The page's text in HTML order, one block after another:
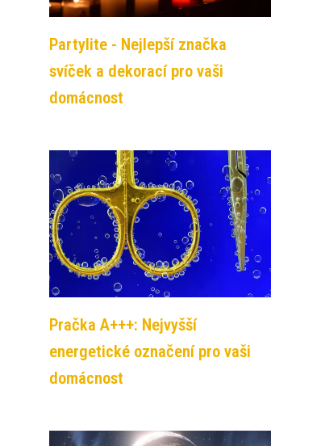
Partylite - Nejlepší značka
svíček a dekorací pro vaši
domácnost
Pračka A+++: Nejvyšší
energetické označení pro vaši
domácnost